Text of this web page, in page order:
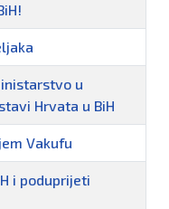
u
Hrvata u BiH
Vakufu
i poduprijeti